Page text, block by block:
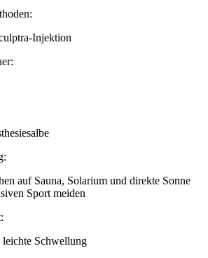
Injektion
auf Sauna, Solarium und direkte Sonne
Sport meiden
leichte Schwellung